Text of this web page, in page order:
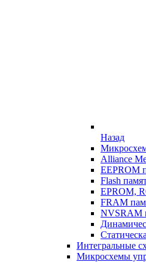
Назад
Alliance
EEPROM
Flash
EPROM,
FRAM
NVSRAM
Интегральные
Микросхемы